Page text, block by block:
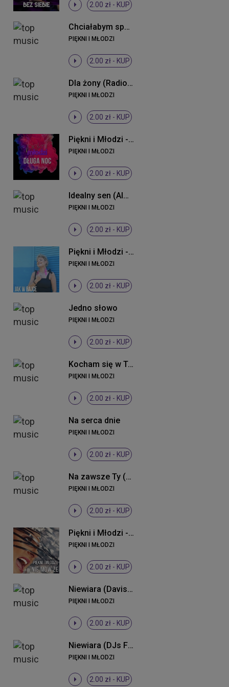
2.00 zł - KUP
Chciałabym spać z Tobą
PIĘKNI I MŁODZI
2.00 zł - KUP
Dla żony (Radio Edit)
PIĘKNI I MŁODZI
2.00 zł - KUP
Piękni i Młodzi - Długa noc ((Original Mix))
PIĘKNI I MŁODZI
2.00 zł - KUP
Idealny sen (Almomban) (Radio Edit)
PIĘKNI I MŁODZI
2.00 zł - KUP
Piękni i Młodzi - Jak w bajce (ti amo) (Radio Edit)
PIĘKNI I MŁODZI
2.00 zł - KUP
Jedno słowo
PIĘKNI I MŁODZI
2.00 zł - KUP
Kocham się w Tobie
PIĘKNI I MŁODZI
2.00 zł - KUP
Na serca dnie
PIĘKNI I MŁODZI
2.00 zł - KUP
Na zawsze Ty (Radio Edit)
PIĘKNI I MŁODZI
2.00 zł - KUP
Piękni i Młodzi - Nie mów że (Radio Edit)
PIĘKNI I MŁODZI
2.00 zł - KUP
Niewiara (Davis Remix)
PIĘKNI I MŁODZI
2.00 zł - KUP
Niewiara (DJs From Lukow Remix)
PIĘKNI I MŁODZI
2.00 zł - KUP